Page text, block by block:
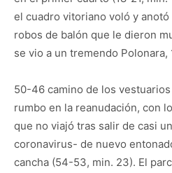
el cuadro vitoriano voló y
robos de balón que le dieron
se vio a un tremendo Polonara,
50-46 camino de los
rumbo en la reanudación, con
que no viajó tras salir de casi
coronavirus- de nuevo
cancha (54-53, min. 23). El